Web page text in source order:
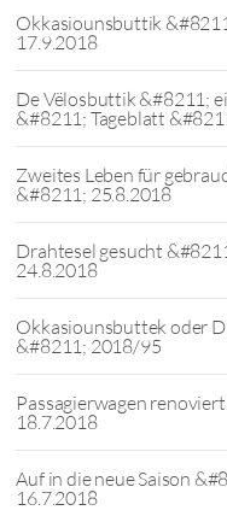
Okkasiounsbuttik
17.9.2018
De Vëlosbuttik &#8211;
&#8211; Tageblatt
Zweites Leben für
&#8211; 25.8.2018
Drahtesel gesucht
24.8.2018
Okkasiounsbuttek oder
&#8211; 2018/95
Passagierwagen
18.7.2018
Auf in die neue Saison
16.7.2018